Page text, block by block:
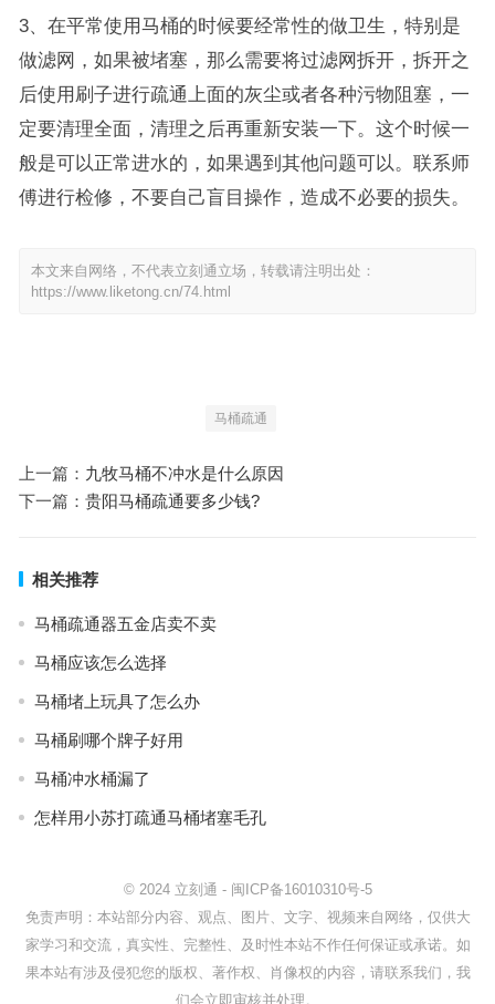
3、在平常使用马桶的时候要经常性的做卫生，特别是
做滤网，如果被堵塞，那么需要将过滤网拆开，拆开之
后使用刷子进行疏通上面的灰尘或者各种污物阻塞，一
定要清理全面，清理之后再重新安装一下。这个时候一
般是可以正常进水的，如果遇到其他问题可以。联系师
傅进行检修，不要自己盲目操作，造成不必要的损失。
本文来自网络，不代表立刻通立场，转载请注明出处：
https://www.liketong.cn/74.html
马桶疏通
上一篇： 九牧马桶不冲水是什么原因
下一篇： 贵阳马桶疏通要多少钱?
相关推荐
马桶疏通器五金店卖不卖
马桶应该怎么选择
马桶堵上玩具了怎么办
马桶刷哪个牌子好用
马桶冲水桶漏了
怎样用小苏打疏通马桶堵塞毛孔
© 2024 立刻通 - 闽ICP备16010310号-5
免责声明：本站部分内容、观点、图片、文字、视频来自网络，仅供大
家学习和交流，真实性、完整性、及时性本站不作任何保证或承诺。如
果本站有涉及侵犯您的版权、著作权、肖像权的内容，请联系我们，我
们会立即审核并处理。